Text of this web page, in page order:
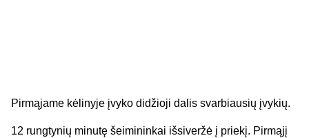
Pirmąjame kėlinyje įvyko didžioji dalis svarbiausių įvykių.
12 rungtynių minutę šeimininkai išsiveržė į priekį. Pirmąjį